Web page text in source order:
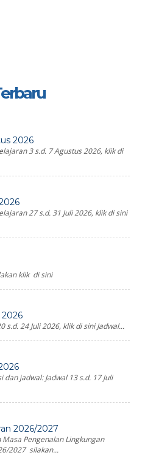
2026
3 s.d. 7 Agustus 2026, klik di
27 s.d. 31 Juli 2026, klik di sini
klik di sini
2026
s.d. 24 Juli 2026, klik di sini Jadwal...
jadwal: Jadwal 13 s.d. 17 Juli
2026/2027
Pengenalan Lingkungan
2027 silakan...